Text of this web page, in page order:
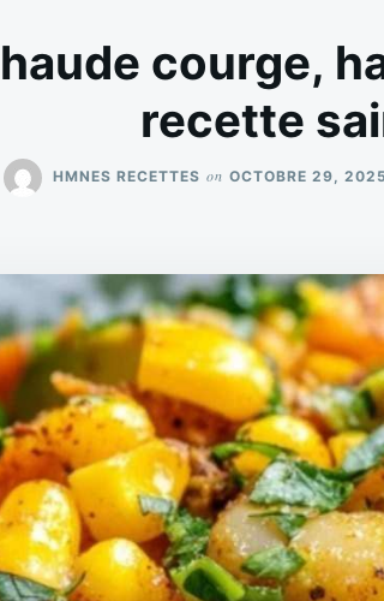
courge,
recette
HMNES RECETTES on OCTOBRE 29, 2025